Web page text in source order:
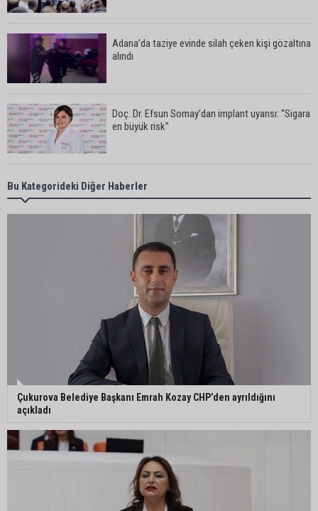
Adana’da taziye evinde silah çeken kişi gözaltına
alındı
Doç. Dr. Efsun Somay’dan implant uyarısı: “Sigara
en büyük risk”
Adana’da oto kilit iş yerinde esrarengiz olay: 2
kişi hayatını kaybetti
CHP Adana Milletvekili Dr. Müzeyyen Şevkin:
“Akdeniz bir atık deposuna dönüşmemeli”
Adana’da aile içi arsa krizi: 95 yaşındaki kadının
miras arsası satıldı, 17 milyonun 13 milyonu
harcandı
Uluslararası Adana Altın Koza Film Festivali’nde
Adana’da trafikte testereyle saldırı iddiası:
Şüpheli tutuklandı
Bu Kategorideki Diğer Haberler
Çukurova Belediye Başkanı Emrah Kozay CHP’den ayrıldığını
açıkladı